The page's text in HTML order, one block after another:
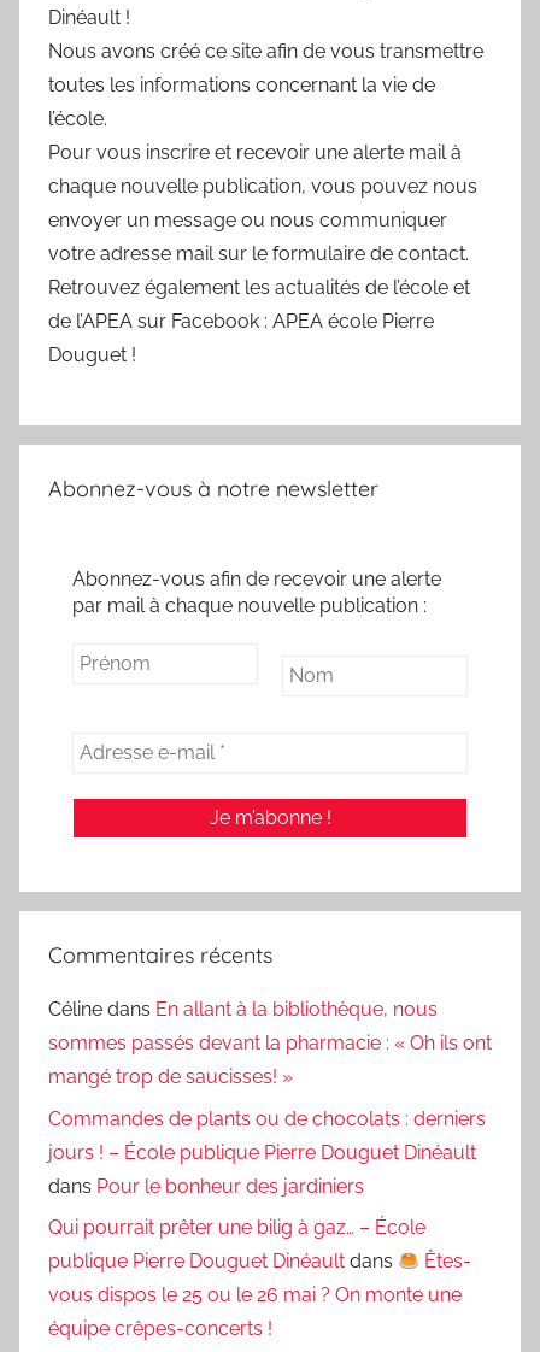
Dinéault !
Nous avons créé ce site afin de vous transmettre
toutes les informations concernant la vie de
l’école.
Pour vous inscrire et recevoir une alerte mail à
chaque nouvelle publication, vous pouvez nous
envoyer un message ou nous communiquer
votre adresse mail sur le formulaire de contact.
Retrouvez également les actualités de l’école et
de l’APEA sur Facebook : APEA école Pierre
Douguet !
Abonnez-vous à notre newsletter
Abonnez-vous afin de recevoir une alerte
par mail à chaque nouvelle publication :
Commentaires récents
Céline dans En allant à la bibliothèque, nous
sommes passés devant la pharmacie : « Oh ils ont
mangé trop de saucisses! »
Commandes de plants ou de chocolats : derniers
jours ! – École publique Pierre Douguet Dinéault
dans Pour le bonheur des jardiniers
Qui pourrait prêter une bilig à gaz… – École
publique Pierre Douguet Dinéault dans
Êtes-
vous dispos le 25 ou le 26 mai ? On monte une
équipe crêpes-concerts !